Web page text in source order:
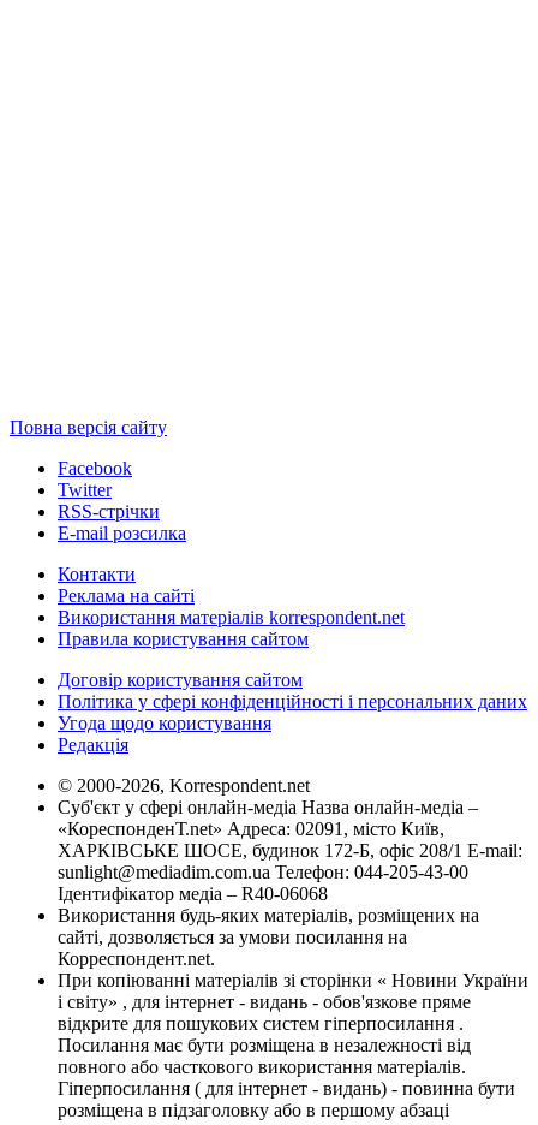
Повна версія сайту
Facebook
Twitter
RSS-стрічки
E-mail розсилка
Контакти
Реклама на сайті
Використання матеріалів korrespondent.net
Правила користування сайтом
Договір користування сайтом
Політика у сфері конфіденційності і персональних даних
Угода щодо користування
Редакція
© 2000-2026, Korrespondent.net
Суб'єкт у сфері онлайн-медіа Назва онлайн-медіа –
«КореспонденТ.net» Адреса: 02091, місто Київ,
ХАРКІВСЬКЕ ШОСЕ, будинок 172-Б, офіс 208/1 E-mail:
sunlight@mediadim.com.ua Телефон: 044-205-43-00
Ідентифікатор медіа – R40-06068
Використання будь-яких матеріалів, розміщених на
сайті, дозволяється за умови посилання на
Корреспондент.net.
При копіюванні матеріалів зі сторінки « Новини України
і світу» , для інтернет - видань - обов'язкове пряме
відкрите для пошукових систем гіперпосилання .
Посилання має бути розміщена в незалежності від
повного або часткового використання матеріалів.
Гіперпосилання ( для інтернет - видань) - повинна бути
розміщена в підзаголовку або в першому абзаці